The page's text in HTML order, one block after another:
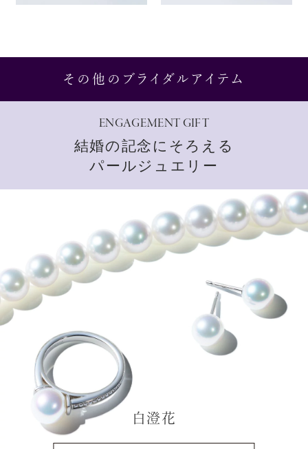
その他のブライダルアイテム
ENGAGEMENT GIFT
結婚の記念にそろえる
パールジュエリー
白澄花